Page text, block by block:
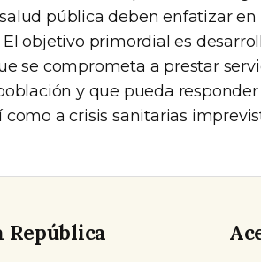
pública deben enfatizar en
objetivo primordial es
se comprometa a prestar
y que pueda
a crisis sanitarias
República